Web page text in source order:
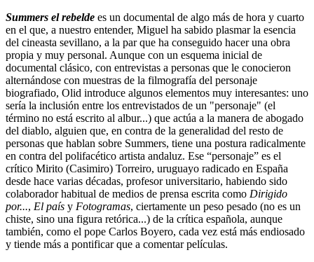
Summers el rebelde es un documental de algo más de hora y cuarto
en el que, a nuestro entender, Miguel ha sabido plasmar la esencia
del cineasta sevillano, a la par que ha conseguido hacer una obra
propia y muy personal. Aunque con un esquema inicial de
documental clásico, con entrevistas a personas que le conocieron
alternándose con muestras de la filmografía del personaje
biografiado, Olid introduce algunos elementos muy interesantes: uno
sería la inclusión entre los entrevistados de un "personaje" (el
término no está escrito al albur...) que actúa a la manera de abogado
del diablo, alguien que, en contra de la generalidad del resto de
personas que hablan sobre Summers, tiene una postura radicalmente
en contra del polifacético artista andaluz. Ese “personaje” es el
crítico Mirito (Casimiro) Torreiro, uruguayo radicado en España
desde hace varias décadas, profesor universitario, habiendo sido
colaborador habitual de medios de prensa escrita como Dirigido
por..., El país y Fotogramas, ciertamente un peso pesado (no es un
chiste, sino una figura retórica...) de la crítica española, aunque
también, como el pope Carlos Boyero, cada vez está más endiosado
y tiende más a pontificar que a comentar películas.